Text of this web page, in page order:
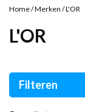
Home/Merken /L'OR
L'OR
Filteren